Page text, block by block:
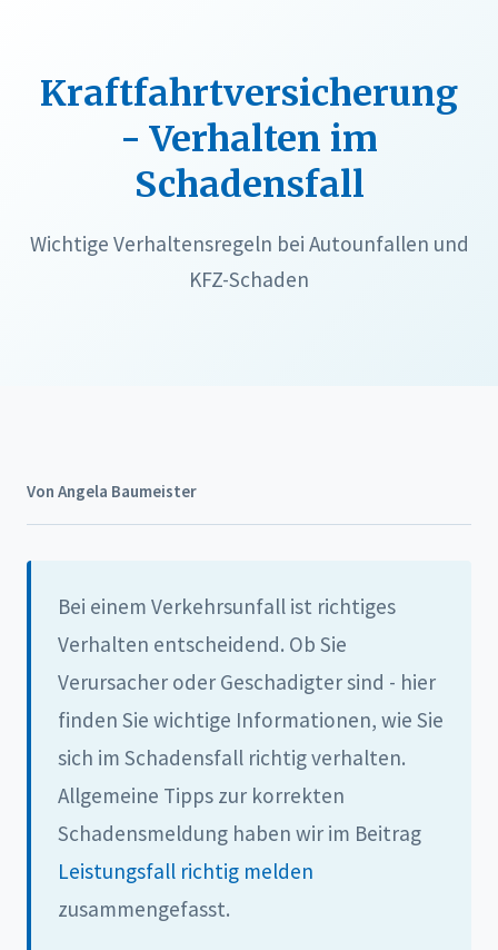
Kraftfahrtversicherung
- Verhalten im
Schadensfall
Wichtige Verhaltensregeln bei Autounfallen und
KFZ-Schaden
Von Angela Baumeister
Bei einem Verkehrsunfall ist richtiges
Verhalten entscheidend. Ob Sie
Verursacher oder Geschadigter sind - hier
finden Sie wichtige Informationen, wie Sie
sich im Schadensfall richtig verhalten.
Allgemeine Tipps zur korrekten
Schadensmeldung haben wir im Beitrag
Leistungsfall richtig melden
zusammengefasst.